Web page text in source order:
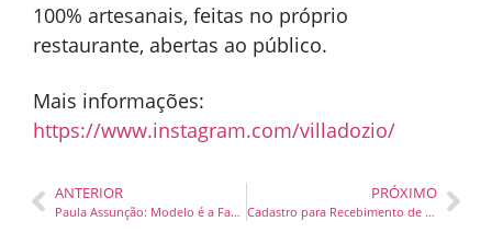
100% artesanais, feitas no próprio
restaurante, abertas ao público.
Mais informações:
https://www.instagram.com/villadozio/
ANTERIOR
Paula Assunção: Modelo é a Favorita ao Título de Miss Paraná 2025
PRÓXIMO
Cadastro para Recebimento de Kits de Emergência